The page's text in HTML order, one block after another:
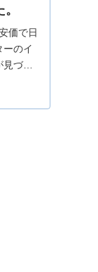
価で日
のイ
づら